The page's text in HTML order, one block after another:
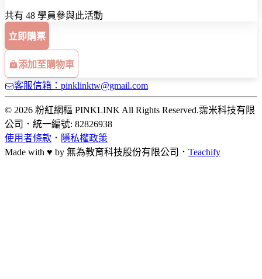
共有 48 學員參與此活動
立即購票
添加至購物車
客服信箱：pinklinktw@gmail.com
© 2026 粉紅網樞 PINKLINK All Rights Reserved.霈米科技有限
公司 ． 統一編號: 82826938
使用者條款 ． 隱私權政策
Made with ♥ by 無為教育科技股份有限公司． Teachify